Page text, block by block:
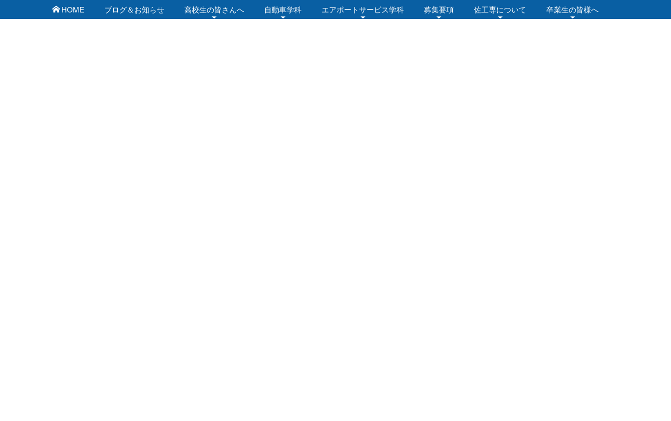
HOME ブログ＆お知らせ 高校生の皆さんへ 自動車学科 エアポートサービス学科 募集要項 佐工専について 卒業生の皆様へ